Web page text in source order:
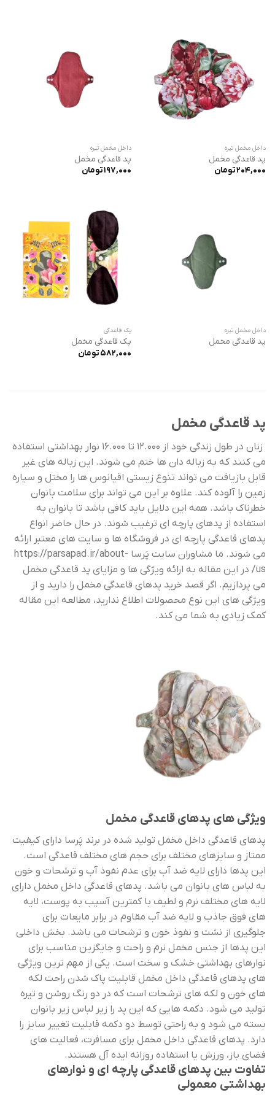
داخل مخمل تیره
پد قاعدگی مخمل
204,000تومان
داخل مخمل تیره
پد قاعدگی مخمل
197,000تومان
داخل مخمل تیره
پد قاعدگی مخمل
پک قاعدگی
پک قاعدگی مخمل
582,000تومان
پد قاعدگی مخمل
زنان در طول زندگی خود از 12.000 تا 16.000 نوار بهداشتی استفاده
می کنند که به زباله دان ها ختم می شوند. این زباله های غیر
قابل بازیافت می تواند تنوع زیستی اقیانوس ها را مختل و سیاره
زمین را آلوده کند. علاوه بر این می تواند برای سلامت بانوان
خطرناک باشد. همه این دلایل باید کافی باشد تا بانوان به
استفاده از پدهای پارچه ای ترغیب شوند. در حال حاضر انواع
پدهای قاعدگی پارچه ای در فروشگاه ها و سایت های معتبر ارائه
می شوند. ما مشاوران سایت پَرسا https://parsapad.ir/about-
us/ در این مقاله به ارائه ویژگی ها و مزایای پد قاعدگی مخمل
می پردازیم. اگر قصد خرید پدهای قاعدگی مخمل را دارید و از
ویژگی های این نوع محصولات اطلاع ندارید، مطالعه این مقاله
کمک زیادی به شما می کند.
ویژگی های پدهای قاعدگی مخمل
پدهای قاعدگی داخل مخمل تولید شده در برند پَرسا دارای کیفیت
ممتاز و سایزهای مختلف برای حجم های مختلف قاعدگی است.
این پدها دارای لایه ضد آب برای عدم نفوذ آب و ترشحات و خون
به لباس های بانوان می باشد. پدهای قاعدگی داخل مخمل دارای
لایه های مختلف نرم و لطیف با کمترین آسیب به پوست، لایه
های فوق جاذب و لایه ضد آب مقاوم در برابر مایعات برای
جلوگیری از نشت و نفوذ خون و ترشحات می باشد. بخش داخلی
این پدها از جنس مخمل نرم و راحت و جایگزین مناسب برای
نوارهای بهداشتی خشک و سخت است. یکی از مهم ترین ویژگی
های پدهای قاعدگی داخل مخمل قابلیت پاک شدن راحت لکه
های خون و لکه های ترشحات است که در دو رنگ روشن و تیره
تولید می شود. دکمه‌ هایی که این پد را زیر لباس زیر بانوان
بسته می شود و به راحتی توسط دو دکمه قابلیت تغییر سایز را
دارد. پدهای قاعدگی داخل مخمل برای مسافرت، فعالیت های
فضای باز، ورزش یا استفاده روزانه ایده آل هستند.
تفاوت بین پدهای قاعدگی پارچه ای و نوارهای
بهداشتی معمولی